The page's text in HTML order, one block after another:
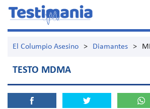
El Columpio Asesino > Diamantes >
TESTO MDMA